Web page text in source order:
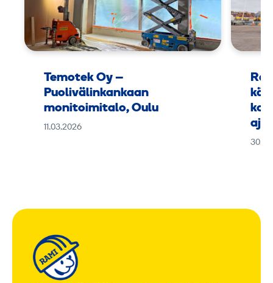
Temotek Oy –
Puolivälinkankaan
monitoimitalo, Oulu
11.03.2026